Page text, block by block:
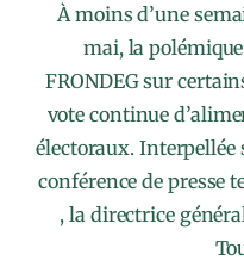
À moins d’une
mai, la
FRONDEG sur
vote continue
électoraux. Interpellée
conférence de presse
, la directrice